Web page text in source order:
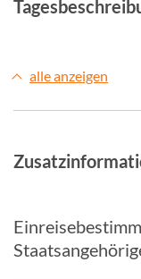
alle anzeigen